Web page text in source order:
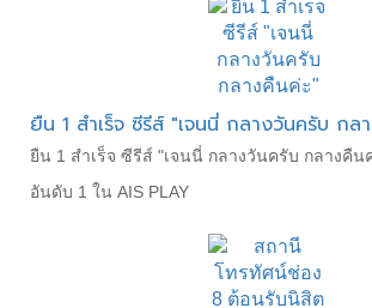
ยืน 1 สำเร็จ ซีรีส์ "เจนนี่ กลางวันครับ กล
ยืน 1 สำเร็จ ซีรีส์ "เจนนี่ กลางวันครับ กลางคื
อันดับ 1 ใน AIS PLAY